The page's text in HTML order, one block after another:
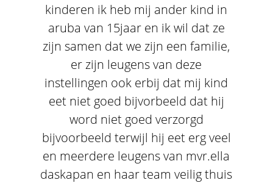
kinderen ik heb mij ander kind in
aruba van 15jaar en ik wil dat ze
zijn samen dat we zijn een familie,
er zijn leugens van deze
instellingen ook erbij dat mij kind
eet niet goed bijvorbeeld dat hij
word niet goed verzorgd
bijvoorbeeld terwijl hij eet erg veel
en meerdere leugens van mvr.ella
daskapan en haar team veilig thuis